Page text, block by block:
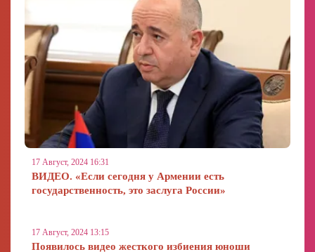
17 Август, 2024 16:31
ВИДЕО. «Если сегодня у Армении есть
государственность, это заслуга России»
17 Август, 2024 13:15
Появилось видео жесткого избиения юноши